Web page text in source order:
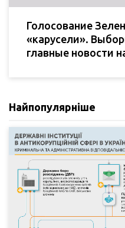
Голосование
«карусели».
главные новости
Найпопулярніше